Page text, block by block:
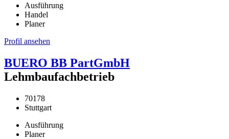
Ausführung
Handel
Planer
Profil ansehen
BUERO BB PartGmbH
Lehmbaufachbetrieb
70178
Stuttgart
Ausführung
Planer